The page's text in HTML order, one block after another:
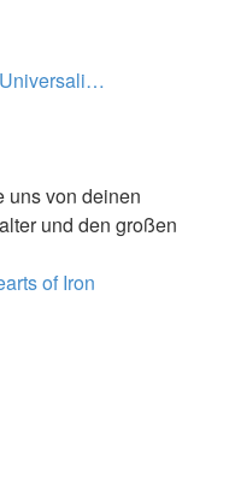
uns von deinen
und den großen
of Iron